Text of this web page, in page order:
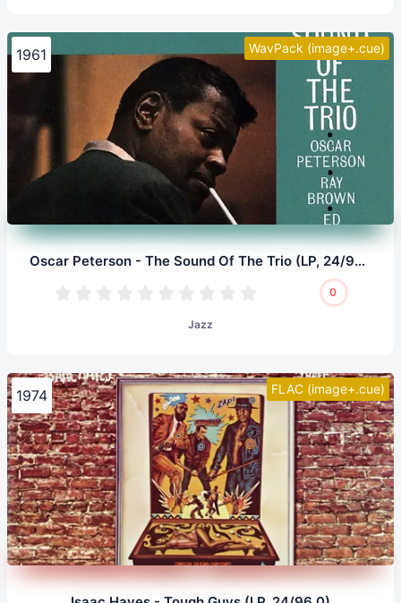
WavPack (image+.cue)
1961
Oscar Peterson - The Sound Of The Trio (LP, 24/96.0)
0
Jazz
FLAC (image+.cue)
1974